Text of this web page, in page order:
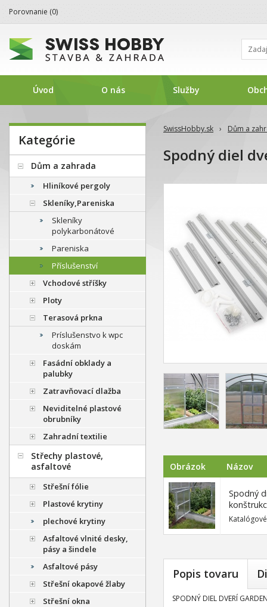
SwissHobby.sk › Dům a
Spodný diel
Obrázok Názov
Spodný
Popis tovaru
SPODNÝ DIEL DVERÍ
Kategórie
Dům a zahrada
Hliníkové pergoly
Skleníky,Pareniska
Skleníky
polykarbonátové
Pareniska
Příslušenství
Vchodové stříšky
Ploty
Terasová prkna
Príslušenstvo k wpc
doskám
Fasádní obklady a
palubky
Zatravňovací dlažba
Neviditelné plastové
obrubníky
Zahradní textilie
Střechy plastové,
asfaltové
Střešní fólie
Plastové krytiny
plechové krytiny
Asfaltové vlnité desky,
pásy a šindele
Asfaltové pásy
Střešní okapové žlaby
Střešní okna
Porovnanie (0)
Úvod O nás Služby